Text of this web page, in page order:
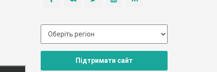
Підтримати сайт